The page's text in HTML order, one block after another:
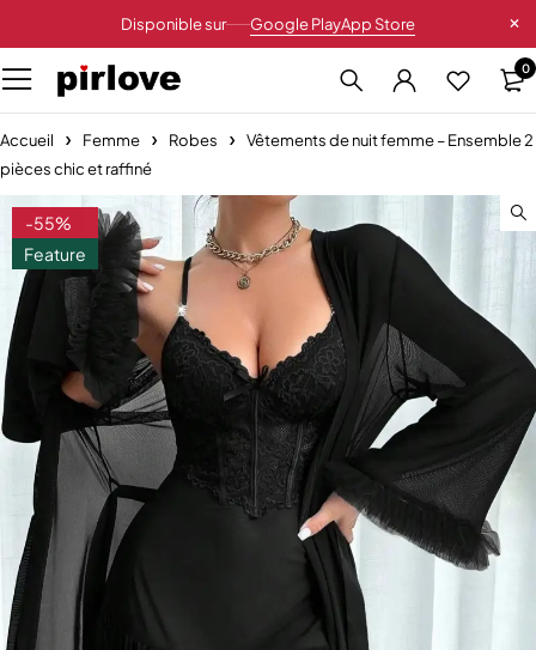
Disponible sur Google PlayApp Store
0
Accueil Femme Robes
Vêtements de nuit femme – Ensemble 2
pièces chic et raffiné
-55%
Feature